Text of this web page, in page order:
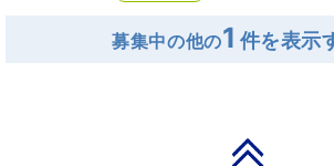
募集中の他の1